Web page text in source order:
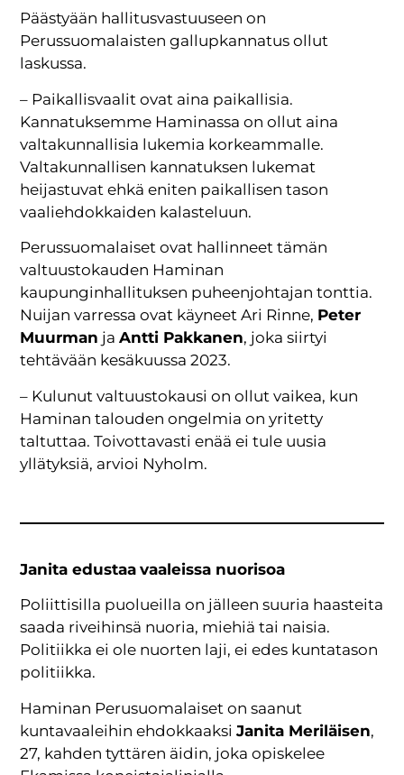
Päästyään hallitusvastuuseen on
Perussuomalaisten gallupkannatus ollut
laskussa.
– Paikallisvaalit ovat aina paikallisia.
Kannatuksemme Haminassa on ollut aina
valtakunnallisia lukemia korkeammalle.
Valtakunnallisen kannatuksen lukemat
heijastuvat ehkä eniten paikallisen tason
vaaliehdokkaiden kalasteluun.
Perussuomalaiset ovat hallinneet tämän
valtuustokauden Haminan
kaupunginhallituksen puheenjohtajan tonttia.
Nuijan varressa ovat käyneet Ari Rinne, Peter
Muurman jaAntti Pakkanen, joka siirtyi
tehtävään kesäkuussa 2023.
– Kulunut valtuustokausi on ollut vaikea, kun
Haminan talouden ongelmia on yritetty
taltuttaa. Toivottavasti enää ei tule uusia
yllätyksiä, arvioi Nyholm.
Janita edustaa vaaleissa nuorisoa
Poliittisilla puolueilla on jälleen suuria haasteita
saada riveihinsä nuoria, miehiä tai naisia.
Politiikka ei ole nuorten laji, ei edes kuntatason
politiikka.
Haminan Perusuomalaiset on saanut
kuntavaaleihin ehdokkaaksiJanita Meriläisen,
27, kahden tyttären äidin, joka opiskelee